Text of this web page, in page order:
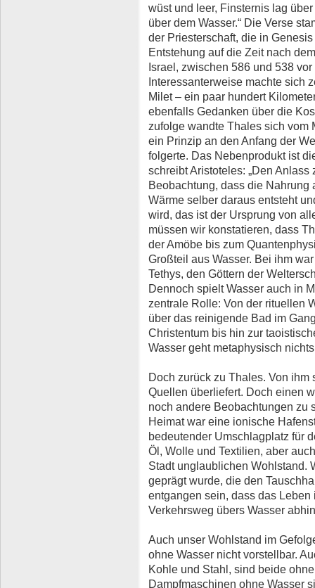
wüst und leer, Finsternis lag
über dem Wasser.“ Die Verse
der Priesterschaft, die in
Entstehung auf die Zeit nach
Israel, zwischen 586 und 538
Interessanterweise machte sich
Milet – ein paar hundert
ebenfalls Gedanken über die
zufolge wandte Thales sich vom
ein Prinzip an den Anfang der
folgerte. Das Nebenprodukt ist
schreibt Aristoteles: „Den
Beobachtung, dass die Nahrung
Wärme selber daraus entsteht
wird, das ist der Ursprung von
müssen wir konstatieren, dass
der Amöbe bis zum
Großteil aus Wasser. Bei ihm
Tethys, den Göttern der
Dennoch spielt Wasser auch in
zentrale Rolle: Von der rituellen
über das reinigende Bad im
Christentum bis hin zur
Wasser geht metaphysisch
Doch zurück zu Thales. Von
Quellen überliefert. Doch einen
noch andere Beobachtungen zu
Heimat war eine ionische
bedeutender Umschlagplatz für
Öl, Wolle und Textilien, aber
Stadt unglaublichen Wohlstand.
geprägt wurde, die den
entgangen sein, dass das
Verkehrsweg übers Wasser
Auch unser Wohlstand im
ohne Wasser nicht vorstellbar.
Kohle und Stahl, sind beide
Dampfmaschinen ohne Wasser